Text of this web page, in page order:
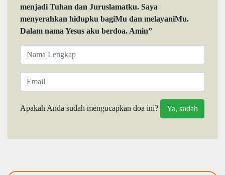
menjadi Tuhan dan Juruslamatku. Saya
menyerahkan hidupku bagiMu dan melayaniMu.
Dalam nama Yesus aku berdoa. Amin”
Apakah Anda sudah mengucapkan doa ini?